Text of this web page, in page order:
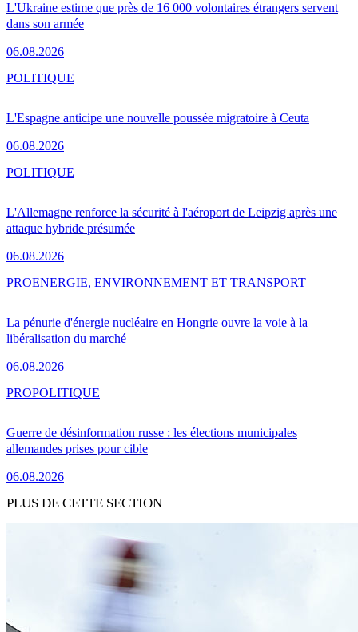
L'Ukraine estime que près de 16 000 volontaires étrangers servent
dans son armée
06.08.2026
L'Espagne anticipe une nouvelle poussée migratoire à Ceuta
06.08.2026
POLITIQUE
L'Allemagne renforce la sécurité à l'aéroport de Leipzig après une
attaque hybride présumée
06.08.2026
POLITIQUE
La pénurie d'énergie nucléaire en Hongrie ouvre la voie à la
libéralisation du marché
06.08.2026
PROENERGIE, ENVIRONNEMENT ET TRANSPORT
Guerre de désinformation russe : les élections municipales
allemandes prises pour cible
06.08.2026
PROPOLITIQUE
PLUS DE CETTE SECTION